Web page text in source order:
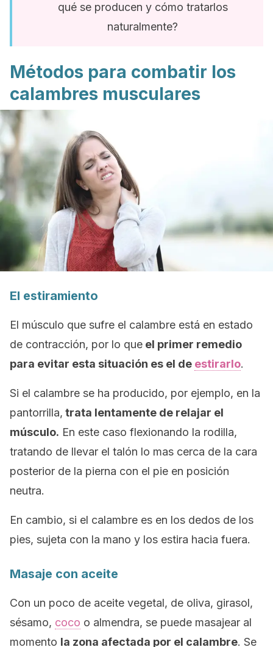
qué se producen y cómo tratarlos
naturalmente?
Métodos para combatir los
calambres musculares
El estiramiento
El músculo que sufre el calambre está en estado
de contracción, por lo que el primer remedio
para evitar esta situación es el de estirarlo.
Si el calambre se ha producido, por ejemplo, en la
pantorrilla, trata lentamente de relajar el
músculo. En este caso flexionando la rodilla,
tratando de llevar el talón lo mas cerca de la cara
posterior de la pierna con el pie en posición
neutra.
En cambio, si el calambre es en los dedos de los
pies, sujeta con la mano y los estira hacia fuera.
Masaje con aceite
Con un poco de aceite vegetal, de oliva, girasol,
sésamo, coco o almendra, se puede masajear al
momento la zona afectada por el calambre. Se